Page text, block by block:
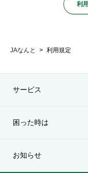
JAネットバンクトッ
利
JAなんと 利用規定
サービス
困った時は
お知らせ